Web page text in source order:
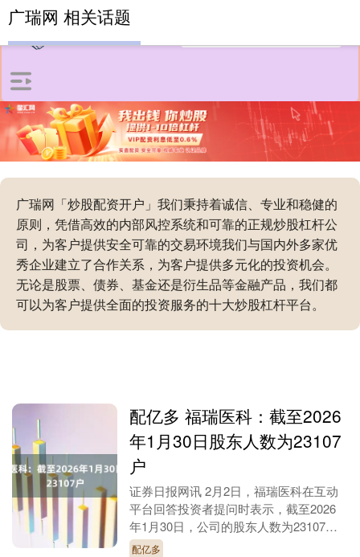
广瑞网「炒股配资开户」我们秉持着诚信、专业和稳健的
原则，凭借高效的内部风控系统和可靠的正规炒股杠杆公
司，为客户提供安全可靠的交易环境我们与国内外多家优
秀企业建立了合作关系，为客户提供多元化的投资机会。
无论是股票、债券、基金还是衍生品等金融产品，我们都
可以为客户提供全面的投资服务的十大炒股杠杆平台。
广瑞网 相关话题
配亿多 福瑞医科：截至2026
年1月30日股东人数为23107
户
证券日报网讯 2月2日，福瑞医科在互动
平台回答投资者提问时表示，截至2026
年1月30日，公司的股东人数为23107
户。....
配亿多